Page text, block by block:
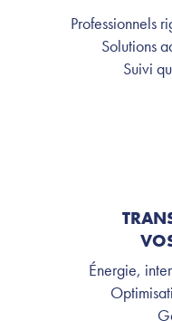
Professionnels
Solutions
Suivi
Énergie,